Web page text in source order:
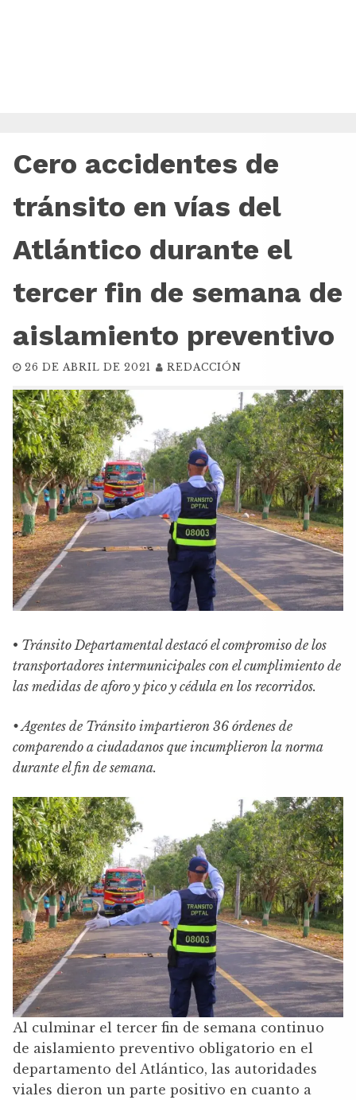
Cero accidentes de
tránsito en vías del
Atlántico durante el
tercer fin de semana de
aislamiento preventivo
26 DE ABRIL DE 2021 REDACCIÓN
• Tránsito Departamental destacó el compromiso de los
transportadores intermunicipales con el cumplimiento de
las medidas de aforo y pico y cédula en los recorridos.
• Agentes de Tránsito impartieron 36 órdenes de
comparendo a ciudadanos que incumplieron la norma
durante el fin de semana.
Al culminar el tercer fin de semana continuo
de aislamiento preventivo obligatorio en el
departamento del Atlántico, las autoridades
viales dieron un parte positivo en cuanto a